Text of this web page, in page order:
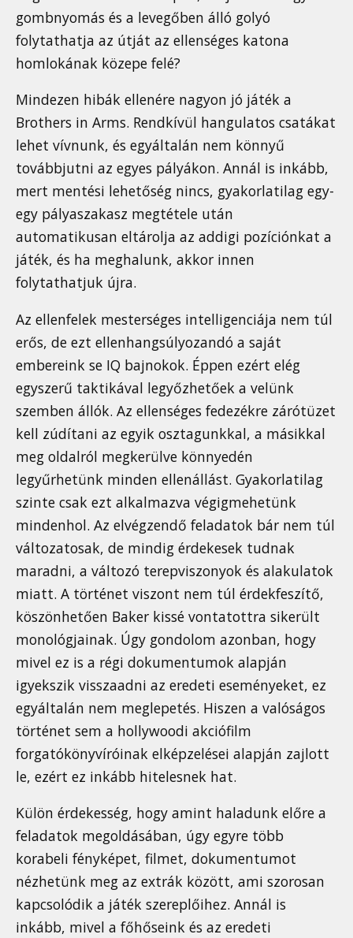
gombnyomás és a levegőben álló golyó
folytathatja az útját az ellenséges katona
homlokának közepe felé?
Mindezen hibák ellenére nagyon jó játék a
Brothers in Arms. Rendkívül hangulatos csatákat
lehet vívnunk, és egyáltalán nem könnyű
továbbjutni az egyes pályákon. Annál is inkább,
mert mentési lehetőség nincs, gyakorlatilag egy-
egy pályaszakasz megtétele után
automatikusan eltárolja az addigi pozíciónkat a
játék, és ha meghalunk, akkor innen
folytathatjuk újra.
Az ellenfelek mesterséges intelligenciája nem túl
erős, de ezt ellenhangsúlyozandó a saját
embereink se IQ bajnokok. Éppen ezért elég
egyszerű taktikával legyőzhetőek a velünk
szemben állók. Az ellenséges fedezékre zárótüzet
kell zúdítani az egyik osztagunkkal, a másikkal
meg oldalról megkerülve könnyedén
legyűrhetünk minden ellenállást. Gyakorlatilag
szinte csak ezt alkalmazva végigmehetünk
mindenhol. Az elvégzendő feladatok bár nem túl
változatosak, de mindig érdekesek tudnak
maradni, a változó terepviszonyok és alakulatok
miatt. A történet viszont nem túl érdekfeszítő,
köszönhetően Baker kissé vontatottra sikerült
monológjainak. Úgy gondolom azonban, hogy
mivel ez is a régi dokumentumok alapján
igyekszik visszaadni az eredeti eseményeket, ez
egyáltalán nem meglepetés. Hiszen a valóságos
történet sem a hollywoodi akciófilm
forgatókönyvíróinak elképzelései alapján zajlott
le, ezért ez inkább hitelesnek hat.
Külön érdekesség, hogy amint haladunk előre a
feladatok megoldásában, úgy egyre több
korabeli fényképet, filmet, dokumentumot
nézhetünk meg az extrák között, ami szorosan
kapcsolódik a játék szereplőihez. Annál is
inkább, mivel a főhőseink és az eredeti